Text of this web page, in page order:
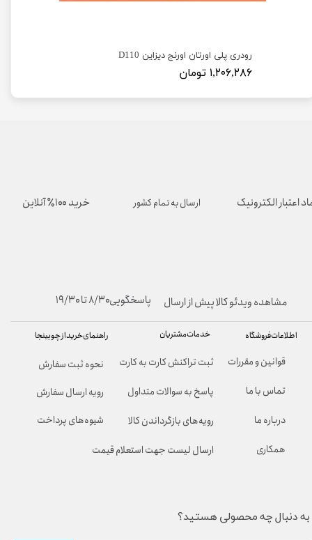
رودری پلی اورتان اورنج دیزاین D110
۱,۲۰۶,۲۸۶ تومان
راهنمای خرید از چوبینجا
نحوه ثبت سفارش
رویه ارسال سفارش
شیوه‌های پرداخت
خدمات مشتریان
ثبت تراکنش کارت به کارت
پاسخ به سوالات متداول
رویه‌های بازگرداندن کالا
ارسال لیست جهت استعلام قیمت
اطلاعات فروشگاه
قوانین و مقررات
تماس با ما
درباره ما
همکاری
به دنبال چه محصولی هستید؟
ارسال به تمام کشور
پاسخگویی۸/۳۰ تا ۱۹/۳۰
اعتبار الکترونیک خرید ۱۰۰٪ آنلاین
مشاهده ویدئو کالا پیش از ارسال